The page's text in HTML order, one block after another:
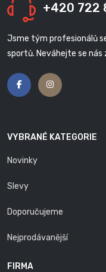
+420 722
Jsme tým profesionálů
sportů. Neváhejte se
VYBRANÉ KATEGORIE
Novinky
Slevy
Doporučujeme
Nejprodávanější
FIRMA